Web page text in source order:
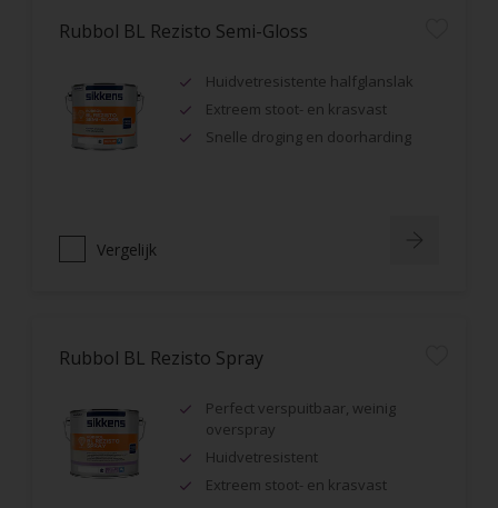
Rubbol BL Rezisto Semi-Gloss
Huidvetresistente halfglanslak
Extreem stoot- en krasvast
Snelle droging en doorharding
Vergelijk
Rubbol BL Rezisto Spray
Perfect verspuitbaar, weinig
overspray
Huidvetresistent
Extreem stoot- en krasvast